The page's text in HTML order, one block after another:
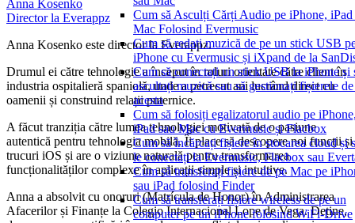
Cum să Asculți Cărți Audio pe iPhone, iPad
Mac Folosind Evermusic
Cum să redați muzică de pe un stick USB
iPhone cu Evermusic și iXpand de la
Cum să conectați un stick USB la iPhone și
ascultați muzică sau să gestionați fișierele
acesta
Cum să folosiți egalizatorul audio pe
iPad sau Mac cu Evermusic și Flacbox
Cum să încărcați fișiere în stocarea cloud și
le conectați la Evermusic, Flacbox sau
Cum să transferați fișiere de pe Mac pe
sau iPad folosind Finder
Cum să transferați fișiere wireless de pe un
computer pe un iPhone folosind WiFi-Drive
Anna Kosenko
Director la Everappz
Anna Kosenko este director la Everappz.
Drumul ei către tehnologie a început în roluri orientate către client în
industria ospitalieră spaniolă, unde a petrecut ani lucrând direct cu
oamenii și construind relații puternice.
A făcut tranziția către lumea tehnologiei motivată de o pasiune
autentică pentru tehnologia mobilă. Îi place să descopere noi funcții și
trucuri iOS și are o viziune naturală pentru transformarea
funcționalităților complexe în aplicații simple și intuitive.
Anna a absolvit cu onoruri (Matrícula de Honor) în Administrarea
Afacerilor și Finanțe la Colegio Internacional Lope de Vega. Deține,